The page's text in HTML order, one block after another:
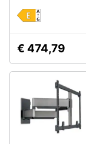
€ 474,79